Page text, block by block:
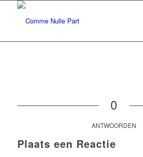
0
ANTWOORDEN
Plaats een Reactie